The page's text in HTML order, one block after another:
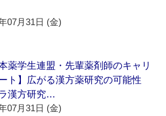
07月31日 (金)
本薬学生連盟・先輩薬剤師のキャリ
ト】広がる漢方薬研究の可能性
漢方研究…
07月31日 (金)